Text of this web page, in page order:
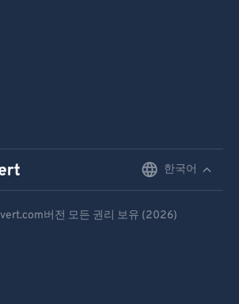
한국어
버전 모든 권리 보유 (2026)